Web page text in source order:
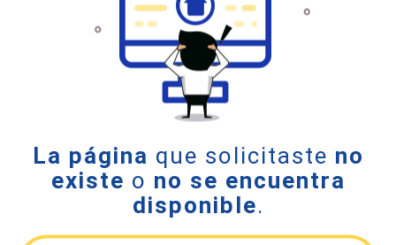
La página que solicitaste no
existe o no se encuentra
disponible.